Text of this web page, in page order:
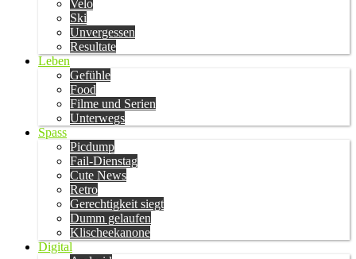
Velo
Ski
Unvergessen
Resultate
Leben
Gefühle
Food
Filme und Serien
Unterwegs
Spass
Picdump
Fail-Dienstag
Cute News
Retro
Gerechtigkeit siegt
Dumm gelaufen
Klischeekanone
Digital